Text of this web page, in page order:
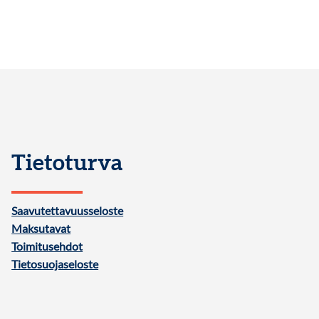
Tietoturva
Saavutettavuusseloste
Maksutavat
Toimitusehdot
Tietosuojaseloste